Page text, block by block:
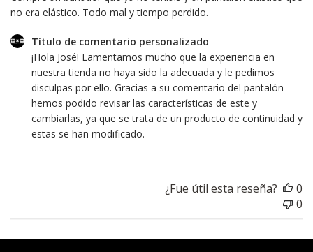
no era elástico. Todo mal y tiempo perdido.
Comentarios
propietario
tienda
sobre
comentario
Título de comentario personalizado
¡Hola José! Lamentamos mucho que la experiencia en
nuestra tienda no haya sido la adecuada y le pedimos
disculpas por ello. Gracias a su comentario del pantalón
hemos podido revisar las características de este y
cambiarlas, ya que se trata de un producto de continuidad y
estas se han modificado.
¿Fue útil esta reseña?
0
0